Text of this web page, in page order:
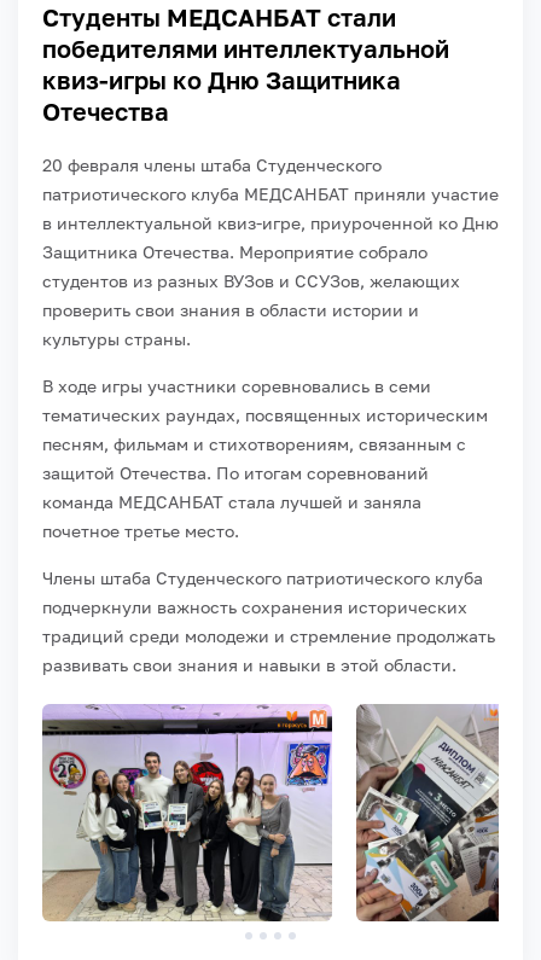
Студенты МЕДСАНБАТ стали
победителями интеллектуальной
квиз-игры ко Дню Защитника
Отечества
20 февраля члены штаба Студенческого
патриотического клуба МЕДСАНБАТ приняли участие
в интеллектуальной квиз-игре, приуроченной ко Дню
Защитника Отечества. Мероприятие собрало
студентов из разных ВУЗов и ССУЗов, желающих
проверить свои знания в области истории и
культуры страны.
В ходе игры участники соревновались в семи
тематических раундах, посвященных историческим
песням, фильмам и стихотворениям, связанным с
защитой Отечества. По итогам соревнований
команда МЕДСАНБАТ стала лучшей и заняла
почетное третье место.
Члены штаба Студенческого патриотического клуба
подчеркнули важность сохранения исторических
традиций среди молодежи и стремление продолжать
развивать свои знания и навыки в этой области.